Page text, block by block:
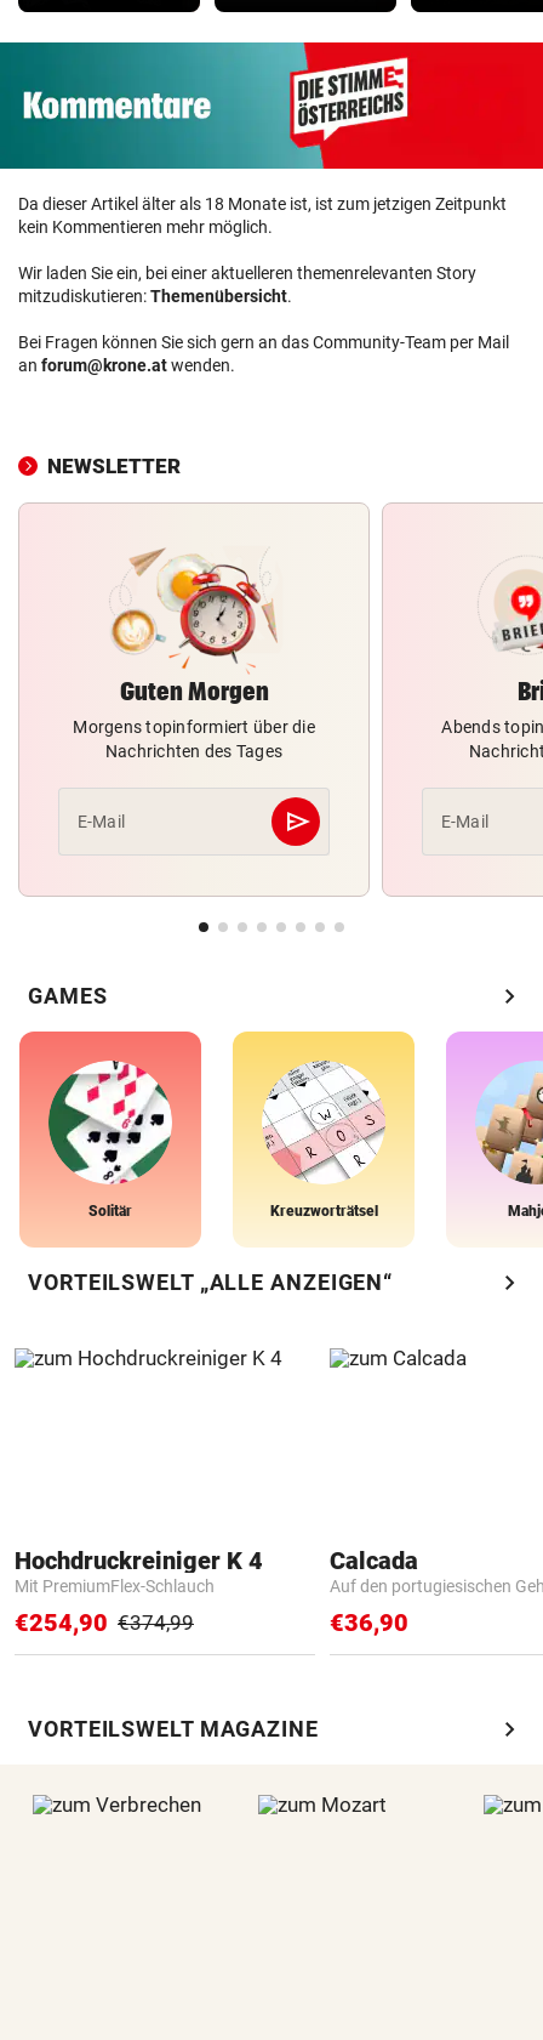
Da dieser Artikel älter als 18 Monate ist, ist zum jetzigen Zeitpunkt
kein Kommentieren mehr möglich.
Wir laden Sie ein, bei einer aktuelleren themenrelevanten Story
mitzudiskutieren:Themenübersicht.
Bei Fragen können Sie sich gern an das Community-Team per Mail
an forum@krone.atwenden.
NEWSLETTER
Guten Morgen
Morgens topinformiert über die
Nachrichten des Tages
E-Mail send
Abschicken
Abends
E-Mail
GAMES chevron_right
Solitär Kreuzworträtsel
VORTEILSWELT „ALLE ANZEIGEN“ chevron_right
Hochdruckreiniger K 4
Mit PremiumFlex-Schlauch
€254,90 €374,99
Calcada
Auf den portugiesischen
€36,90
VORTEILSWELT MAGAZINE chevron_right